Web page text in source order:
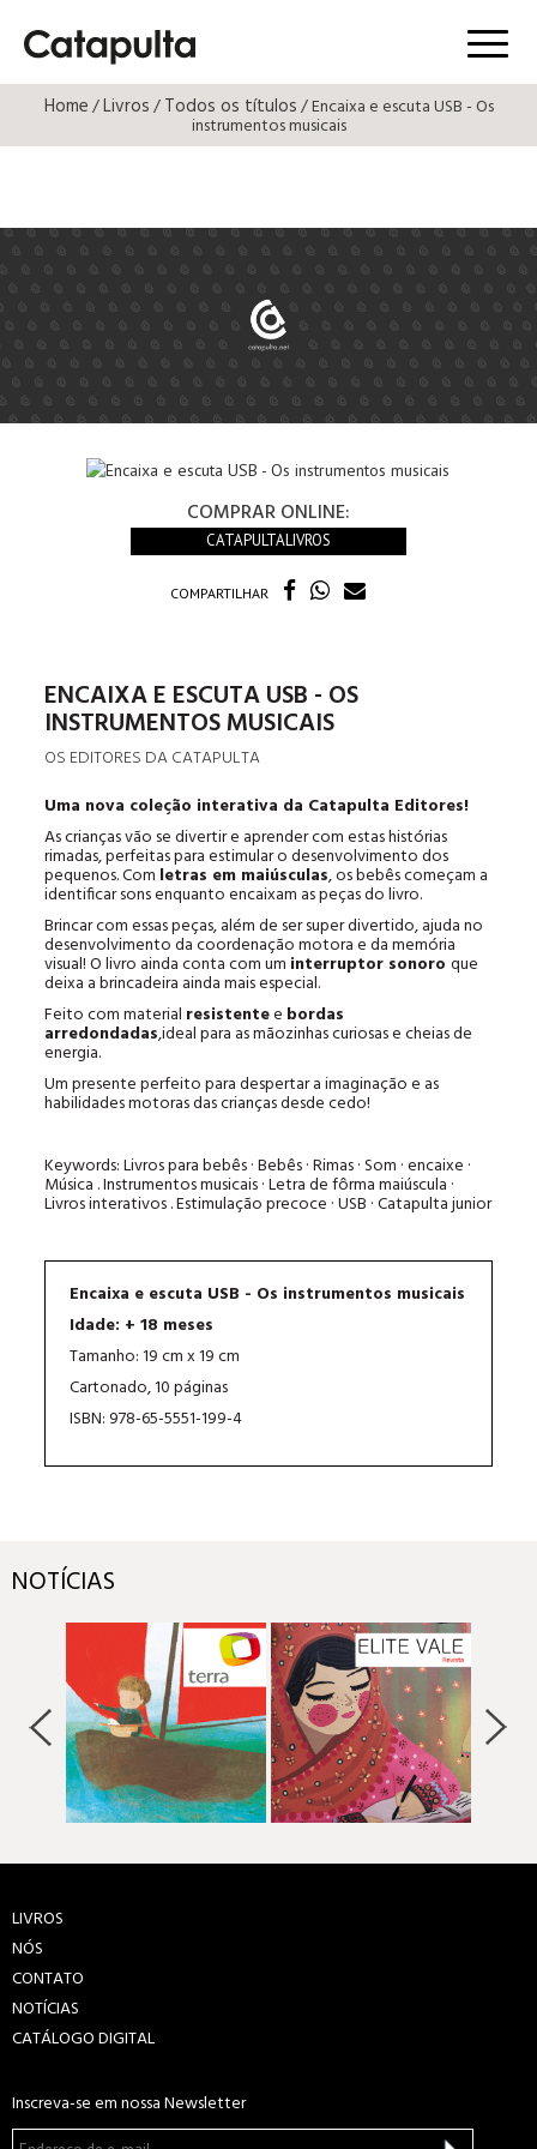
Menú
Home/Livros/Todos os títulos/ Encaixa e escuta USB - Os
instrumentos musicais
COMPRAR ONLINE:
CATAPULTALIVROS
COMPARTILHAR
ENCAIXA E ESCUTA USB - OS
INSTRUMENTOS MUSICAIS
OS EDITORES DA CATAPULTA
Uma nova coleção interativa da Catapulta Editores!
As crianças vão se divertir e aprender com estas histórias
rimadas, perfeitas para estimular o desenvolvimento dos
pequenos. Com letras em maiúsculas, os bebês começam a
identificar sons enquanto encaixam as peças do livro.
Brincar com essas peças, além de ser super divertido, ajuda no
desenvolvimento da coordenação motora e da memória
visual! O livro ainda conta com um interruptor sonoroque
deixa a brincadeira ainda mais especial.
Feito com material resistentee bordas
arredondadas,ideal para as mãozinhas curiosas e cheias de
energia.
Um presente perfeito para despertar a imaginação e as
habilidades motoras das crianças desde cedo!
Keywords: Livros para bebês · Bebês · Rimas · Som · encaixe ·
Música . Instrumentos musicais · Letra de fôrma maiúscula ·
Livros interativos . Estimulação precoce · USB · Catapulta junior
Encaixa e escuta USB - Os instrumentos musicais
Idade: + 18 meses
Tamanho: 19 cm x 19 cm
Cartonado, 10 páginas
ISBN: 978-65-5551-199-4
NOTÍCIAS
LIVROS
NÓS
CONTATO
NOTÍCIAS
CATÁLOGO DIGITAL
Inscreva-se em nossa Newsletter